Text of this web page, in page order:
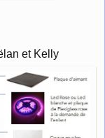
et Kelly